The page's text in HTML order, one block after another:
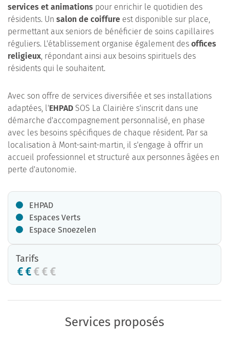
services et animations pour enrichir le quotidien des
résidents. Un salon de coiffure est disponible sur place,
permettant aux seniors de bénéficier de soins capillaires
réguliers. L'établissement organise également des offices
religieux, répondant ainsi aux besoins spirituels des
résidents qui le souhaitent.
Avec son offre de services diversifiée et ses installations
adaptées, l'EHPAD SOS La Clairière s'inscrit dans une
démarche d'accompagnement personnalisé, en phase
avec les besoins spécifiques de chaque résident. Par sa
localisation à Mont-saint-martin, il s'engage à offrir un
accueil professionnel et structuré aux personnes âgées en
perte d'autonomie.
EHPAD
Espaces Verts
Espace Snoezelen
Tarifs
Services proposés